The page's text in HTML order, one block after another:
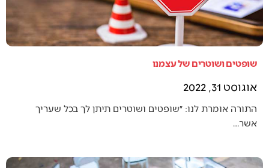
שופטים ושוטרים של עצמנו
אוגוסט 31, 2022
התורה אומרת לנו: ״שופטים ושוטרים תיתן לך בכל שעריך
אשר…